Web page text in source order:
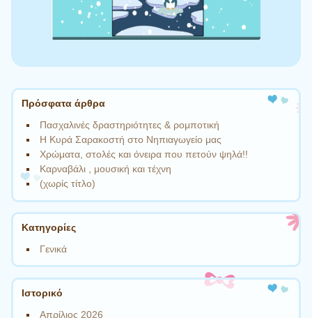
Πλοήγηση άρθρων
Πρόσφατα άρθρα
Πασχαλινές δραστηριότητες & ρομποτική
Η Κυρά Σαρακοστή στο Νηπιαγωγείο μας
Χρώματα, στολές και όνειρα που πετούν ψηλά!!
Καρναβάλι , μουσική και τέχνη
(χωρίς τίτλο)
Kατηγορίες
Γενικά
Ιστορικό
Απρίλιος 2026